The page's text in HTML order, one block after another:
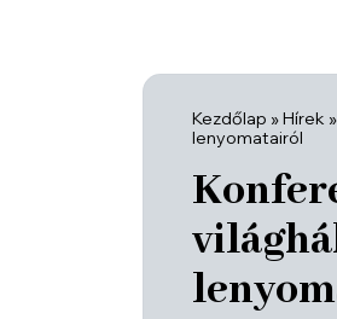
Kezdőlap »Hírek »
lenyomatairól